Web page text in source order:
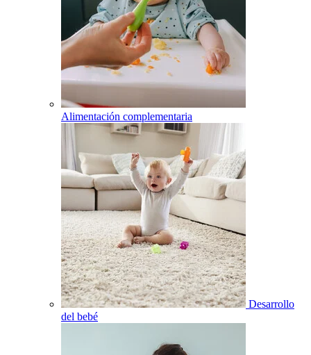
Alimentación complementaria
Desarrollo
del bebé